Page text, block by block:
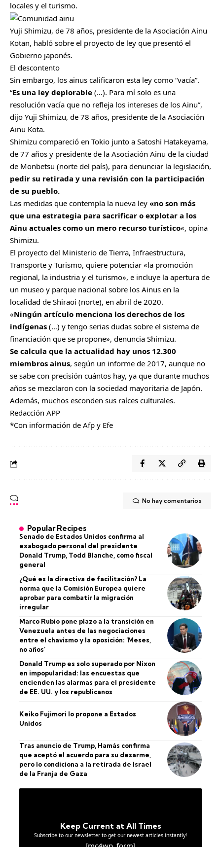
locales y el turismo.
Yuji Shimizu, de 78 años, presidente de la Asociación Ainu
Kotan, habló sobre el proyecto de ley que presentó el
Gobierno japonés.
El descontento
Sin embargo, los ainus calificaron esta ley como “vacía”.
“Es una ley deplorable (…). Para mí solo es una
resolución vacía que no refleja los intereses de los Ainu”,
dijo Yuji Shimizu, de 78 años, presidente de la Asociación
Ainu Kota.
Shimizu compareció en Tokio junto a Satoshi Hatakeyama,
de 77 años y presidente de la Asociación Ainu de la ciudad
de Monbetsu (norte del país), para denunciar la legislación,
pedir su retirada y una revisión con la participación
de su pueblo.
Las medidas que contempla la nueva ley «no son más
que una estrategia para sacrificar o explotar a los
Ainu actuales como un mero recurso turístico«, opina
Shimizu.
El proyecto del Ministerio de Tierra, Infraestructura,
Transporte y Turismo, quiere potenciar «la promoción
regional, la industria y el turismo», e incluye la apertura de
un museo y parque nacional sobre los Ainus en la
localidad de Shiraoi (norte), en abril de 2020.
«Ningún artículo menciona los derechos de los
indígenas (…) y tengo serias dudas sobre el sistema de
financiación que se propone», denuncia Shimizu.
Se calcula que la actualidad hay unos 12.300
miembros ainus, según un informe de 2017, aunque no
se sabe con precisión cuántos hay, ya que durante muchos
años se mezclaron con la sociedad mayoritaria de Japón.
Además, muchos esconden sus raíces culturales.
Redacción APP
*Con información de Afp y Efe
No hay comentarios
Popular Recipes
Senado de Estados Unidos confirma al
exabogado personal del presidente
Donald Trump, Todd Blanche, como fiscal
general
¿Qué es la directiva de facilitación? La
norma que la Comisión Europea quiere
aprobar para combatir la migración
irregular
Marco Rubio pone plazo a la transición en
Venezuela antes de las negociaciones
entre el chavismo y la oposición: ‘Meses,
no años’
Donald Trump es solo superado por Nixon
en impopularidad: las encuestas que
encienden las alarmas para el presidente
de EE. UU. y los republicanos
Keiko Fujimori lo propone a Estados
Unidos
Tras anuncio de Trump, Hamás confirma
que aceptó el acuerdo para su desarme,
pero lo condiciona a la retirada de Israel
de la Franja de Gaza
Keep Current at All Times
Subscribe to our newsletter to get our newest articles instantly!